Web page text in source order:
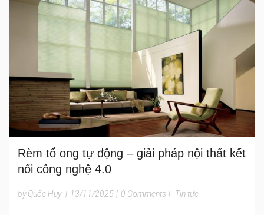
Rèm tổ ong tự động – giải pháp nội thất kết
nối công nghệ 4.0
by Quốc Huy | 13/11/2025 | 0 Comments | Tin tức